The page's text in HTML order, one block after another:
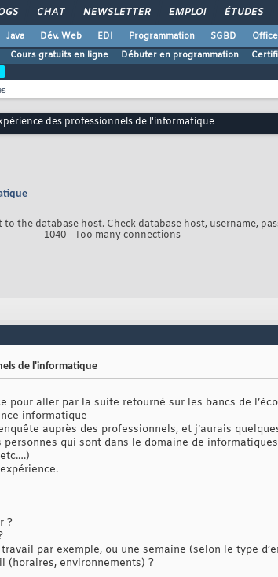
CHAT NEWSLETTER EMPLOI ÉTUDES
Java Dév. Web EDI Programmation SGBD Office
Cours gratuits en ligne Débuter en programmation
des professionnels de l'informatique
to the database host. Check database host, username,
1040 - Too many connections
de l'informatique
pour aller par la suite retourné sur les bancs de
informatique
auprès des professionnels, et j’aurais
qui sont dans le domaine de
?
par exemple, ou une semaine (selon le type
(horaires, environnements) ?